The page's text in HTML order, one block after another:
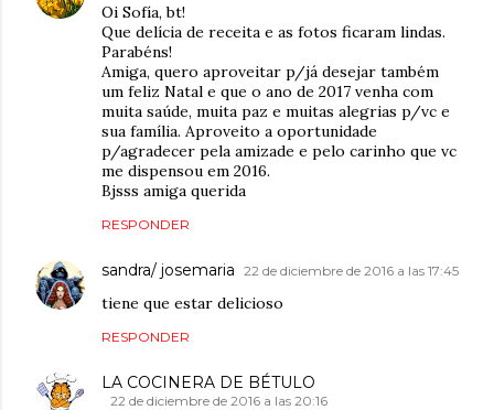
Oi Sofía, bt!
Que delícia de receita e as fotos ficaram lindas.
Parabéns!
Amiga, quero aproveitar p/já desejar também
um feliz Natal e que o ano de 2017 venha com
muita saúde, muita paz e muitas alegrias p/vc e
sua família. Aproveito a oportunidade
p/agradecer pela amizade e pelo carinho que vc
me dispensou em 2016.
Bjsss amiga querida
RESPONDER
sandra/ josemaria 22 de diciembre de 2016 a las 17:45
tiene que estar delicioso
RESPONDER
LA COCINERA DE BÉTULO
22 de diciembre de 2016 a las 20:16